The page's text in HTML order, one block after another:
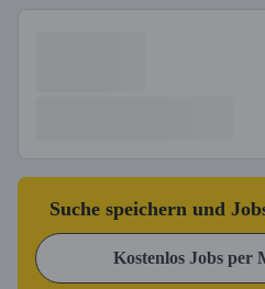
Suche speichern und
Kostenlos Jobs per